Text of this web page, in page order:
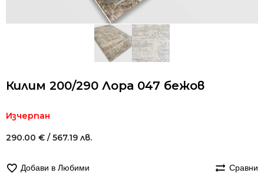
Килим 200/290 Лора 047 бежов
Изчерпан
290.00 € / 567.19 лв.
Добави в Любими Сравни